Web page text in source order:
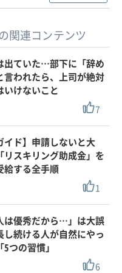
関連コンテンツ
出ていた…部下に「辞め
言われたら、上司が絶対
いけないこと
7
イド】申請しないと大
スキリング助成金」を
給する全手順
1
は優秀だから…」は大誤
し続ける人が自然にやっ
つの習慣」
6